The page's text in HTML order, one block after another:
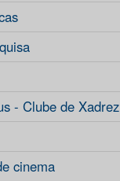
- Clube de Xadrez
cinema